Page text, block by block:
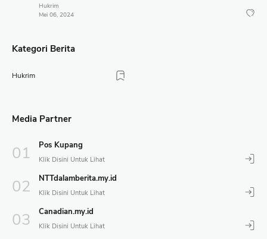
Hukrim
Mei 06, 2024
Kategori Berita
Hukrim
Media Partner
Pos Kupang
NTTdalamberita.my.id
Canadian.my.id